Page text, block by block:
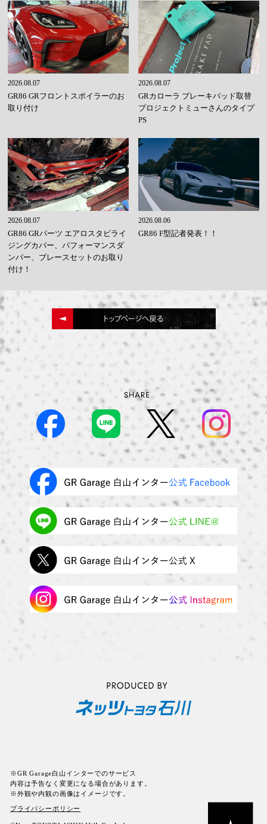
2026.08.07
GR86 GRフロントスポイラーのお
取り付け
2026.08.07
GRカローラ ブレーキパッド取替
プロジェクトミューさんのタイプ
PS
2026.08.07
GR86 GRパーツ エアロスタビライ
ジングカバー、パフォーマンスダ
ンパー、ブレースセットのお取り
付け！
2026.08.06
GR86 F型記者発表！！
※GR Garage白山インターでのサービス
内容は予告なく変更になる場合があります。
※外観や内観の画像はイメージです。
プライバシーポリシー